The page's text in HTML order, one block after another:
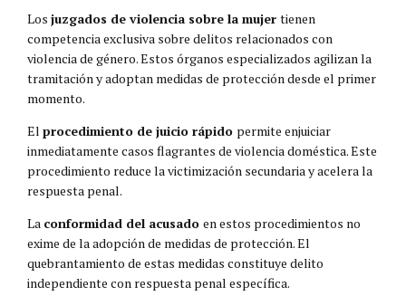
Los juzgados de violencia sobre la mujer tienen
competencia exclusiva sobre delitos relacionados con
violencia de género. Estos órganos especializados agilizan la
tramitación y adoptan medidas de protección desde el primer
momento.
El procedimiento de juicio rápido permite enjuiciar
inmediatamente casos flagrantes de violencia doméstica. Este
procedimiento reduce la victimización secundaria y acelera la
respuesta penal.
La conformidad del acusado en estos procedimientos no
exime de la adopción de medidas de protección. El
quebrantamiento de estas medidas constituye delito
independiente con respuesta penal específica.